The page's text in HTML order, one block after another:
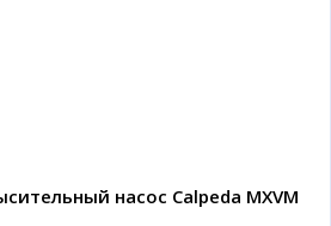
насос Calpeda MXVM